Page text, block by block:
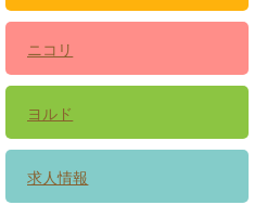
ニコリ
ヨルド
求人情報